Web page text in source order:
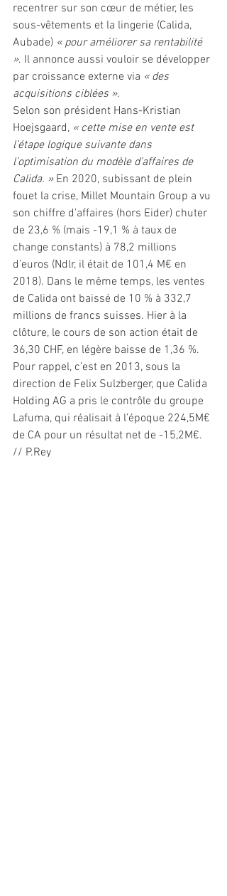
recentrer sur son cœur de métier, les
sous-vêtements et la lingerie (Calida,
Aubade) « pour améliorer sa rentabilité
». Il annonce aussi vouloir se développer
par croissance externe via « des
acquisitions ciblées ».
Selon son président Hans-Kristian
Hoejsgaard, « cette mise en vente est
l’étape logique suivante dans
l’optimisation du modèle d’affaires de
Calida. » En 2020, subissant de plein
fouet la crise, Millet Mountain Group a vu
son chiffre d’affaires (hors Eider) chuter
de 23,6 % (mais -19,1 % à taux de
change constants) à 78,2 millions
d’euros (Ndlr, il était de 101,4 M€ en
2018). Dans le même temps, les ventes
de Calida ont baissé de 10 % à 332,7
millions de francs suisses. Hier à la
clôture, le cours de son action était de
36,30 CHF, en légère baisse de 1,36 %.
Pour rappel, c’est en 2013, sous la
direction de Felix Sulzberger, que Calida
Holding AG a pris le contrôle du groupe
Lafuma, qui réalisait à l’époque 224,5M€
de CA pour un résultat net de -15,2M€.
// P.Rey